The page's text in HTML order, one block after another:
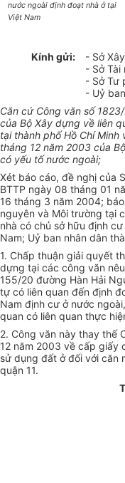
nước ngoài định đoạt nhà ở tại
Việt Nam
Kính gửi:
- Sở
- Sở Tài
- Sở Tư
- Uỷ
Căn cứ Công văn số
của Bộ Xây dựng về liên
tại thành phố Hồ Chí Minh
tháng 12 năm 2003 của
có yếu tố nước ngoài;
Xét báo cáo, đề nghị của
BTTP ngày 08 tháng 01
16 tháng 3 năm 2004;
nguyên và Môi trường tại
nhà có chủ sở hữu định
Nam; Uỷ ban nhân dân
1. Chấp thuận giải quyết
dựng tại các công văn
155/20 đường Hàn Hải
tự có liên quan đến định
Nam định cư ở nước
quan có liên quan thực
2. Công văn này thay thế
12 năm 2003 về cấp giấy
sử dụng đất ở đối với căn
quận 11.